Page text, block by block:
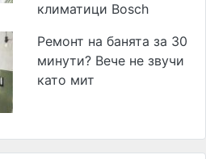
климатици Bosch
Ремонт на банята за 30
минути? Вече не звучи
като мит